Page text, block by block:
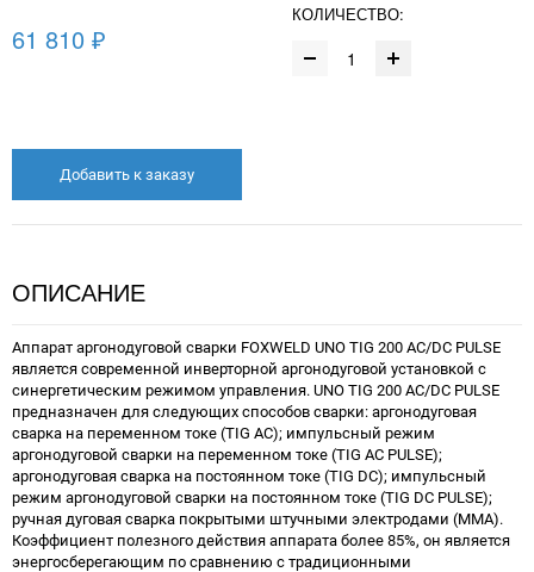
61 810 ₽
КОЛИЧЕСТВО:
Добавить к заказу
ОПИСАНИЕ
Аппарат аргонодуговой сварки FOXWELD UNO TIG 200 AC/DC PULSE
является современной инверторной аргонодуговой установкой с
синергетическим режимом управления. UNO TIG 200 AC/DC PULSE
предназначен для следующих способов сварки: аргонодуговая
сварка на переменном токе (TIG АС); импульсный режим
аргонодуговой сварки на переменном токе (ТIG АС PULSE);
аргонодуговая сварка на постоянном токе (ТIG DC); импульсный
режим аргонодуговой сварки на постоянном токе (ТIG DC PULSE);
ручная дуговая сварка покрытыми штучными электродами (ММА).
Коэффициент полезного действия аппарата более 85%, он является
энергосберегающим по сравнению с традиционными